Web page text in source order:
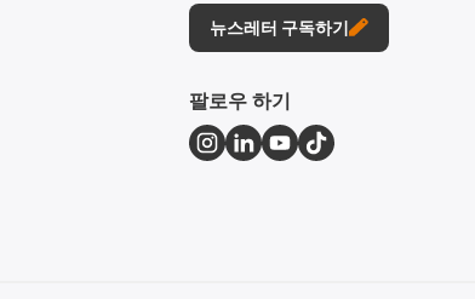
뉴스레터 구독하기
팔로우 하기